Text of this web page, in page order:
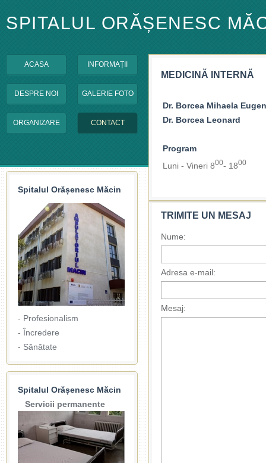
SPITALUL ORĂȘENESC
ACASA INFORMAȚII
DESPRE NOI GALERIE FOTO
ORGANIZARE CONTACT
Spitalul Orășenesc Măcin
- Profesionalism
- Încredere
- Sănătate
Spitalul Orășenesc Măcin
Servicii permanente
MEDICINĂ INTERNĂ
Dr. Borcea Mihaela
Dr. Borcea Leonard
Program
Luni - Vineri 800- 1800
TRIMITE UN MESAJ
Nume:
Adresa e-mail:
Mesaj: